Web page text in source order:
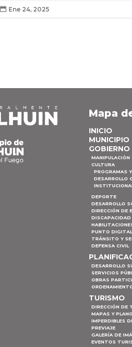
 Ene 24, 2025
Mapa
INICIO
MUNICIPIO
GOBIERNO
MANIPULACIÓN
CULTURA
PROGRAMAS
DESARROLLO
DEPORTE
DESARROLLO
DIRECCIÓN DE
DISCAPACIDAD
PUNTO
TRÁNSITO Y
DEFENSA CIVIL
DESARROLLO
SERVICIOS
OBRAS
TURISMO
DIRECCIÓN DE
MAPAS Y
IMPERDIBLES
PREVIAJE
GALERÍA DE
EVENTOS